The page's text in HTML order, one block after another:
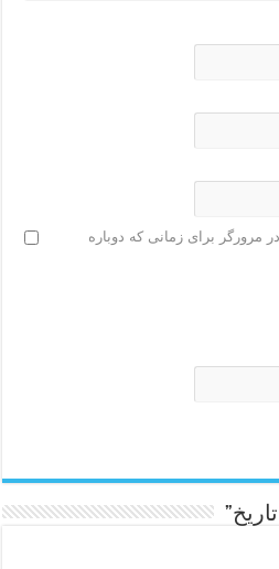
مرورگر برای زمانی که دوباره